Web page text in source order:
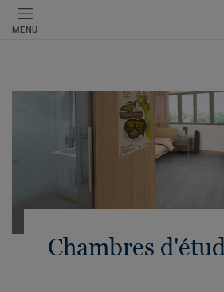
MENU
Chambres